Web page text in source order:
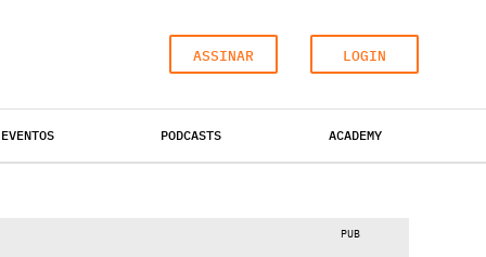
ASSINAR LOGIN
EVENTOS PODCASTS ACADEMY
PUB